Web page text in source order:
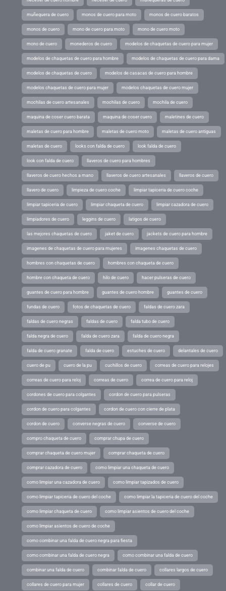
muñequera de cuero monos de cuero para moto monos de cuero baratos
monos de cuero mono de cuero para moto mono de cuero moto
mono de cuero monederos de cuero modelos de chaquetas de cuero para mujer
modelos de chaquetas de cuero para hombre modelos de chaquetas de cuero para dama
modelos de chaquetas de cuero modelos de casacas de cuero para hombre
modelos chaquetas de cuero para mujer modelos chaquetas de cuero mujer
mochilas de cuero artesanales mochilas de cuero mochila de cuero
maquina de coser cuero barata maquina de coser cuero maletines de cuero
maletas de cuero para hombre maletas de cuero moto maletas de cuero antiguas
maletas de cuero looks con falda de cuero look falda de cuero
look con falda de cuero llaveros de cuero para hombres
llaveros de cuero hechos a mano llaveros de cuero artesanales llaveros de cuero
llavero de cuero limpieza de cuero coche limpiar tapiceria de cuero coche
limpiar tapiceria de cuero limpiar chaqueta de cuero limpiar cazadora de cuero
limpiadores de cuero leggins de cuero latigos de cuero
las mejores chaquetas de cuero jaket de cuero jackets de cuero para hombre
imagenes de chaquetas de cuero para mujeres imagenes chaquetas de cuero
hombres con chaquetas de cuero hombres con chaqueta de cuero
hombre con chaqueta de cuero hilo de cuero hacer pulseras de cuero
guantes de cuero para hombre guantes de cuero hombre guantes de cuero
fundas de cuero fotos de chaquetas de cuero faldas de cuero zara
faldas de cuero negras faldas de cuero falda tubo de cuero
falda negra de cuero falda de cuero zara falda de cuero negra
falda de cuero granate falda de cuero estuches de cuero delantales de cuero
cuero de pu cuero de la pu cuchillos de cuero correas de cuero para relojes
correas de cuero para reloj correas de cuero correa de cuero para reloj
cordones de cuero para colgantes cordon de cuero para pulseras
cordon de cuero para colgantes cordon de cuero con cierre de plata
cordon de cuero converse negras de cuero converse de cuero
compro chaqueta de cuero comprar chupa de cuero
comprar chaqueta de cuero mujer comprar chaqueta de cuero
comprar cazadora de cuero como limpiar una chaqueta de cuero
como limpiar una cazadora de cuero como limpiar tapizados de cuero
como limpiar tapiceria de cuero del coche como limpiar la tapiceria de cuero del coche
como limpiar chaqueta de cuero como limpiar asientos de cuero del coche
como limpiar asientos de cuero de coche
como combinar una falda de cuero negra para fiesta
como combinar una falda de cuero negra como combinar una falda de cuero
combinar una falda de cuero combinar falda de cuero collares largos de cuero
collares de cuero para mujer collares de cuero collar de cuero